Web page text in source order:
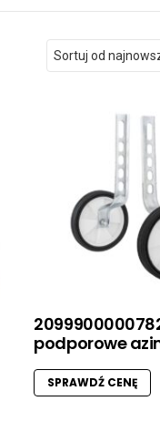
podporowe
SPRAWDŹ CENĘ